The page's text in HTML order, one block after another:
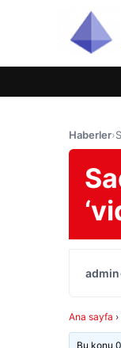
Haberler›
admin
Ana sayfa ›
Bu konu